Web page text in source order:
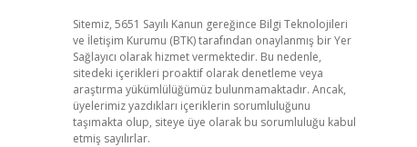
Sitemiz, 5651 Sayılı Kanun gereğince Bilgi Teknolojileri
ve İletişim Kurumu (BTK) tarafından onaylanmış bir Yer
Sağlayıcı olarak hizmet vermektedir. Bu nedenle,
sitedeki içerikleri proaktif olarak denetleme veya
araştırma yükümlülüğümüz bulunmamaktadır. Ancak,
üyelerimiz yazdıkları içeriklerin sorumluluğunu
taşımakta olup, siteye üye olarak bu sorumluluğu kabul
etmiş sayılırlar.